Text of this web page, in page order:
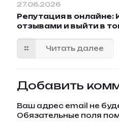
27.06.2026
Репутация в онлайне:
отзывами и выйти в
Читать далее
Добавить
Ваш адрес email не
Обязательные поля